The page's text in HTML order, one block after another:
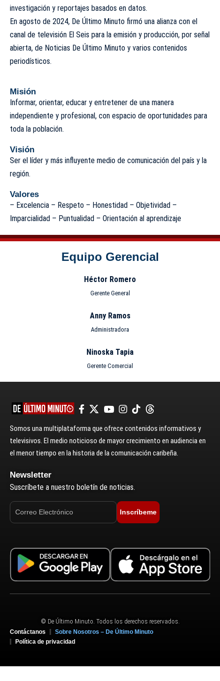
investigación y reportajes basados en datos.
En agosto de 2024, De Último Minuto firmó una alianza con el
canal de televisión El Seis para la emisión y producción, por señal
abierta, de Noticias De Último Minuto y varios contenidos
periodísticos.
Misión
Informar, orientar, educar y entretener de una manera
independiente y profesional, con espacio de oportunidades para
toda la población.
Visión
Ser el líder y más influyente medio de comunicación del país y la
región.
Valores
– Excelencia – Respeto – Honestidad – Objetividad –
Imparcialidad – Puntualidad – Orientación al aprendizaje
Equipo Gerencial
Héctor Romero
Gerente General
Anny Ramos
Administradora
Ninoska Tapia
Gerente Comercial
Somos una multiplataforma que ofrece contenidos informativos y
televisivos. El medio noticioso de mayor crecimiento en audiencia en
el menor tiempo en la historia de la comunicación caribeña.
Newsletter
Suscríbete a nuestro boletín de noticias.
Inscríbeme
© De Último Minuto. Todos los derechos reservados.
Contáctanos
Sobre Nosotros – De Último Minuto
Política de privacidad